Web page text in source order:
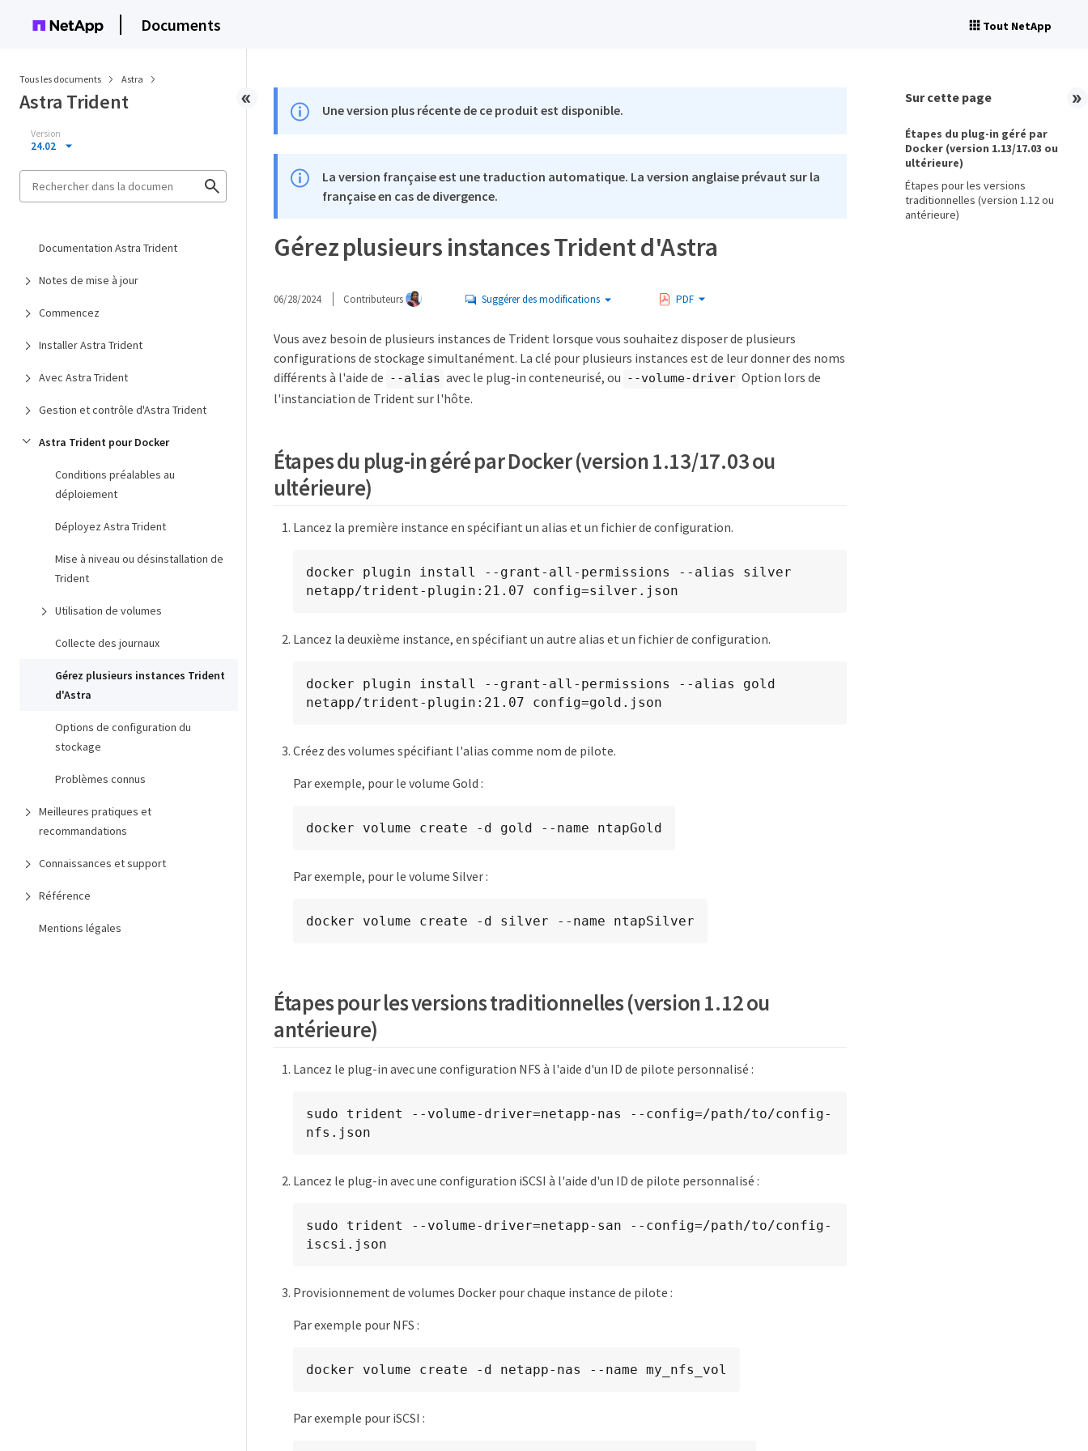
Documents Tout NetApp
Tous les documents Astra
Astra Trident
Version
24.02
Documentation Astra Trident
Notes de mise à jour
Commencez
Installer Astra Trident
Avec Astra Trident
Gestion et contrôle d'Astra Trident
Astra Trident pour Docker
Conditions préalables au
déploiement
Déployez Astra Trident
Mise à niveau ou désinstallation de
Trident
Utilisation de volumes
Collecte des journaux
Gérez plusieurs instances Trident
d'Astra
Options de configuration du
stockage
Problèmes connus
Meilleures pratiques et
recommandations
Connaissances et support
Référence
Mentions légales
Une version plus récente de ce produit est disponible.
La version française est une traduction automatique. La version anglaise prévaut sur la
française en cas de divergence.
Gérez plusieurs instances Trident d'Astra
06/28/2024 Contributeurs Suggérer des modifications PDF
Vous avez besoin de plusieurs instances de Trident lorsque vous souhaitez disposer de plusieurs
configurations de stockage simultanément. La clé pour plusieurs instances est de leur donner des noms
différents à l'aide de --alias avec le plug-in conteneurisé, ou --volume-driver Option lors de
l'instanciation de Trident sur l'hôte.
Étapes du plug-in géré par Docker (version 1.13/17.03 ou
ultérieure)
Lancez la première instance en spécifiant un alias et un fichier de configuration.
docker plugin install --grant-all-permissions --alias silver
netapp/trident-plugin:21.07 config=silver.json
Lancez la deuxième instance, en spécifiant un autre alias et un fichier de configuration.
docker plugin install --grant-all-permissions --alias gold
netapp/trident-plugin:21.07 config=gold.json
Créez des volumes spécifiant l'alias comme nom de pilote.
Par exemple, pour le volume Gold :
docker volume create -d gold --name ntapGold
Par exemple, pour le volume Silver :
docker volume create -d silver --name ntapSilver
Étapes pour les versions traditionnelles (version 1.12 ou
antérieure)
Lancez le plug-in avec une configuration NFS à l'aide d'un ID de pilote personnalisé :
sudo trident --volume-driver=netapp-nas --config=/path/to/config-
nfs.json
Lancez le plug-in avec une configuration iSCSI à l'aide d'un ID de pilote personnalisé :
sudo trident --volume-driver=netapp-san --config=/path/to/config-
iscsi.json
Provisionnement de volumes Docker pour chaque instance de pilote :
Par exemple pour NFS :
docker volume create -d netapp-nas --name my_nfs_vol
Par exemple pour iSCSI :
Sur cette page
Étapes du plug-in géré par
Docker (version 1.13/17.03 ou
ultérieure)
Étapes pour les versions
traditionnelles (version 1.12 ou
antérieure)